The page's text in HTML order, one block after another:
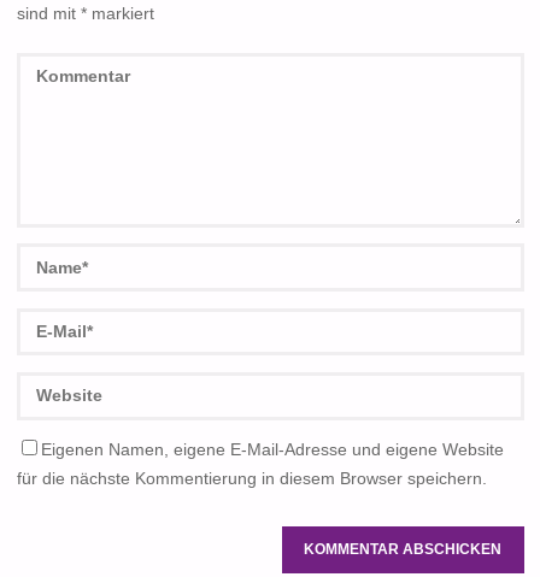
sind mit *markiert
Eigenen Namen, eigene E-Mail-Adresse und eigene Website
für die nächste Kommentierung in diesem Browser speichern.